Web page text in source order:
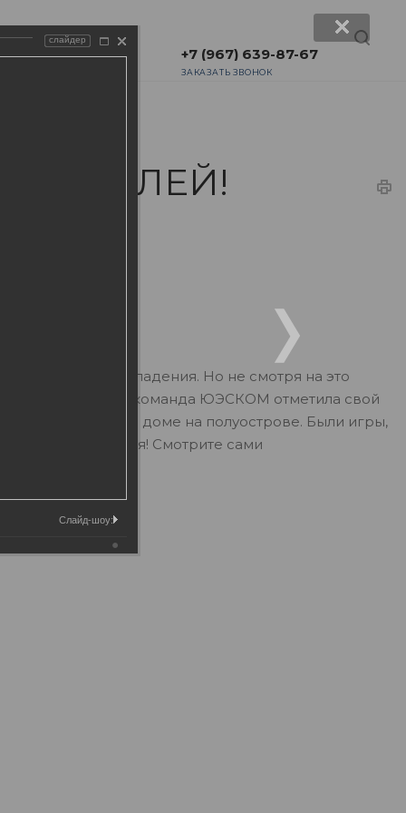
+7 (967) 639-87-67
ЗАКАЗАТЬ ЗВОНОК
ЮБИЛЕЙ!
и взлеты, и падения. Но не смотря на это
В связи с этим команда ЮЭСКОМ отметила свой
точка отдыха в доме на полуострове. Были игры,
юбилей получился! Смотрите сами
слайдер
Слайд-шоу: